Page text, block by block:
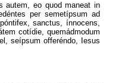
autem, eo quod maneat in
per semetípsum ad
sanctus, ínnocens,
cotídie, quemádmodum
seípsum offeréndo, Iesus